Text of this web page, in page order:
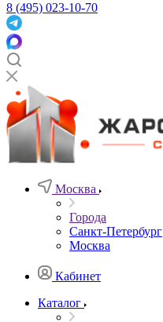
8 (495) 023-10-70
Москва
Города
Санкт-Петербург
Москва
Кабинет
Каталог